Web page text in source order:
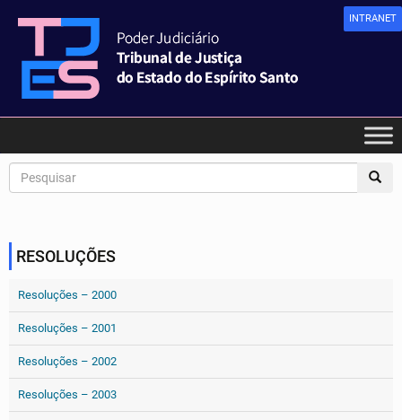
INTRANET
RESOLUÇÕES
Resoluções – 2000
Resoluções – 2001
Resoluções – 2002
Resoluções – 2003